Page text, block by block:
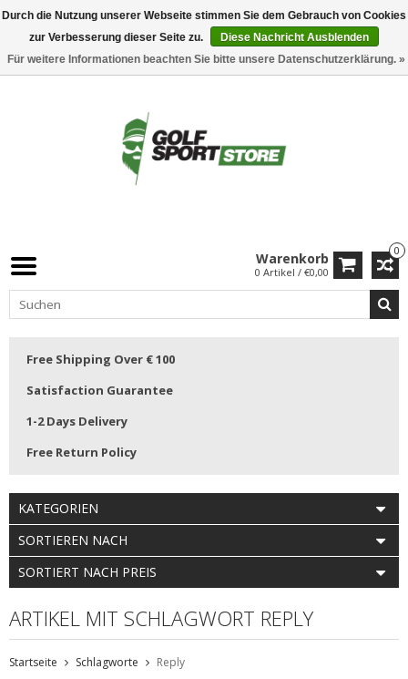
0
Warenkorb
0 Artikel / €0,00
Free Shipping Over € 100
Satisfaction Guarantee
1-2 Days Delivery
Free Return Policy
KATEGORIEN
SORTIEREN NACH
SORTIERT NACH PREIS
ARTIKEL MIT SCHLAGWORT REPLY
Startseite Schlagworte Reply
Durch die Nutzung unserer Webseite stimmen Sie dem Gebrauch von Cookies
zur Verbesserung dieser Seite zu.
Diese Nachricht Ausblenden
Für weitere Informationen beachten Sie bitte unsere Datenschutzerklärung. »